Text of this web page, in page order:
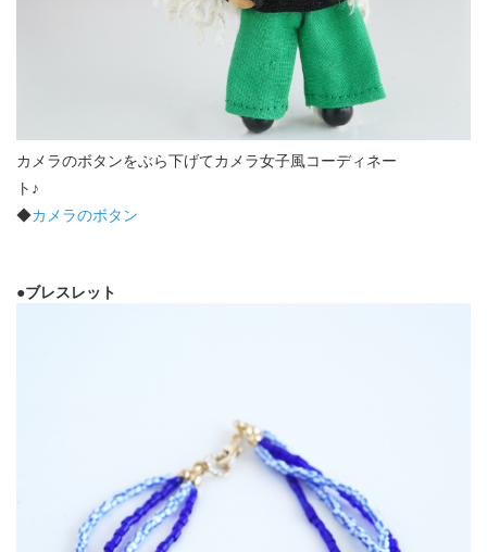
カメラのボタンをぶら下げてカメラ女子風コーディネー
ト♪
◆カメラのボタン
●ブレスレット